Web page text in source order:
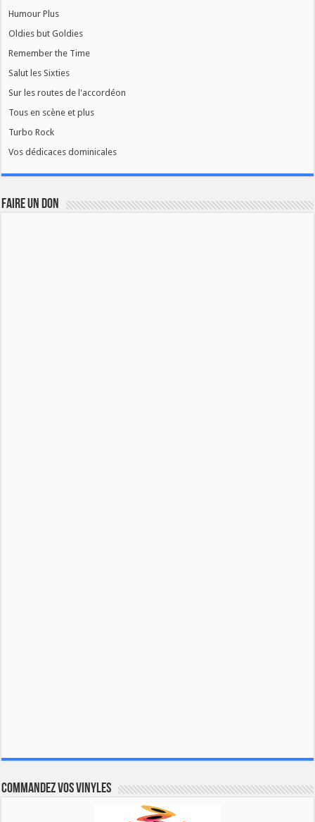
Humour Plus
Oldies but Goldies
Remember the Time
Salut les Sixties
Sur les routes de l'accordéon
Tous en scène et plus
Turbo Rock
Vos dédicaces dominicales
FAIRE UN DON
Commandez vos vinyles